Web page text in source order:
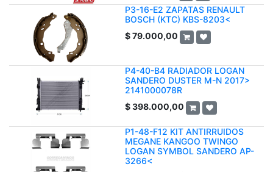
P3-16-E2 ZAPATAS RENAULT
BOSCH (KTC) KBS-8203<
$79.000,00
P4-40-B4 RADIADOR LOGAN
SANDERO DUSTER M-N 2017>
2141000078R
$398.000,00
P1-48-F12 KIT ANTIRRUIDOS
MEGANE KANGOO TWINGO
LOGAN SYMBOL SANDERO AP-
3266<